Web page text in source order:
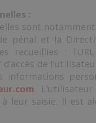
:
sont
pénal et la
recueillies :
de
informations
.
leur saisie. Il est